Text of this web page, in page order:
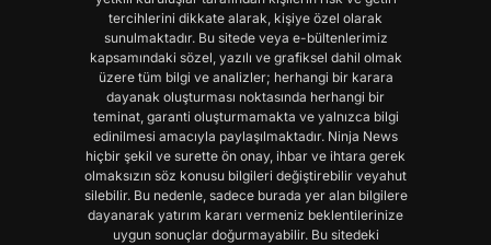
tercihlerini dikkate alarak, kişiye özel olarak
sunulmaktadır. Bu sitede veya e-bültenlerimiz
kapsamındaki sözel, yazılı ve grafiksel dahil olmak
üzere tüm bilgi ve analizler; herhangi bir karara
dayanak oluşturması noktasında herhangi bir
teminat, garanti oluşturmamakta ve yalnızca bilgi
edinilmesi amacıyla paylaşılmaktadır. Ninja News
hiçbir şekil ve surette ön onay, ihbar ve ihtara gerek
olmaksızın söz konusu bilgileri değiştirebilir veyahut
silebilir. Bu nedenle, sadece burada yer alan bilgilere
dayanarak yatırım kararı vermeniz beklentilerinize
uygun sonuçlar doğurmayabilir. Bu sitedeki